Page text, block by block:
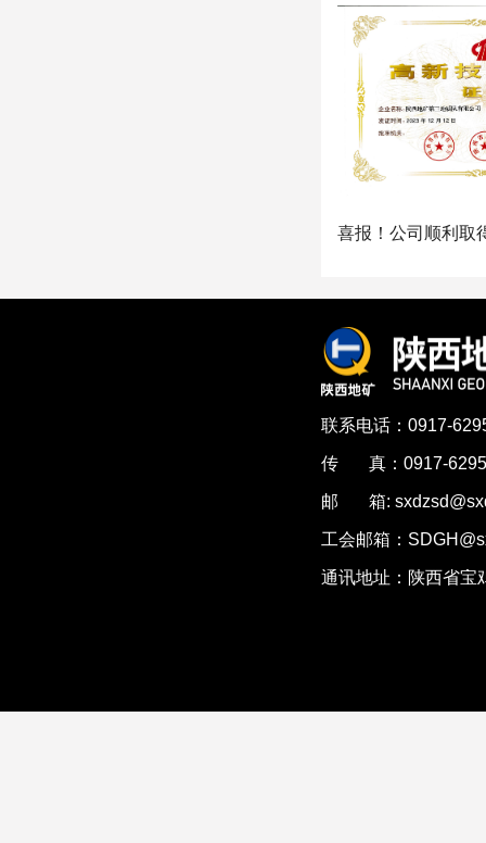
联系电话：0917-
传 真：0917-
邮 箱:
工会邮箱：
通讯地址：陕西省宝